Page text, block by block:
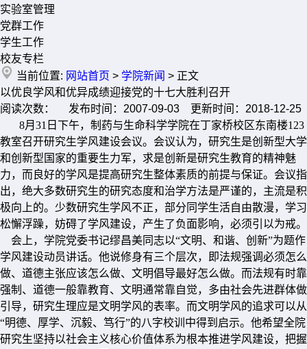
实验室管理
党群工作
学生工作
校友专栏
当前位置: 网站首页 > 学院新闻 > 正文
以优良学风和优异成绩迎接党的十七大胜利召开
阅读次数： 发布时间：2007-09-03 更新时间：2018-12-25
8月31日下午，制药与生命科学学院在丁家桥校区东南楼123
教室召开研究生学风建设会议。会议认为，研究生是创新型大学
和创新型国家的重要生力军，求是创新是研究生教育的精神魅
力，而良好的学风是提高研究生整体素质的前提与保证。会议指
出，绝大多数研究生的研究态度和治学方法是严谨的，主流是积
极向上的。少数研究生学风不正，部分同学生活自由散漫，学习
松懈浮躁，妨碍了学风建设，产生了负面影响，必须引以为戒。
会上，学院党委书记缪昌美同志以“文明、和谐、创新”为题作
学风建设动员讲话。他说修身有三个层次，即法规强调必须怎么
做、道德主张应该怎么做、文明倡导最好怎么做。而法规有时靠
强制、道德一般靠教育、文明通常靠自觉，多由社会先进群体做
引导，研究生理应是文明学风的表率。而文明学风的追求可以从
“明德、厚学、沉毅、笃行”的八字校训中得到启示。他希望全院
研究生坚持以社会主义核心价值体系为根本推进学风建设，把握